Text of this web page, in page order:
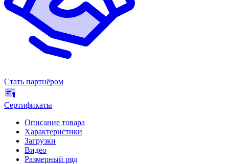
Стать партнёром
Сертификаты
Описание товара
Характеристики
Загрузки
Видео
Размерный ряд